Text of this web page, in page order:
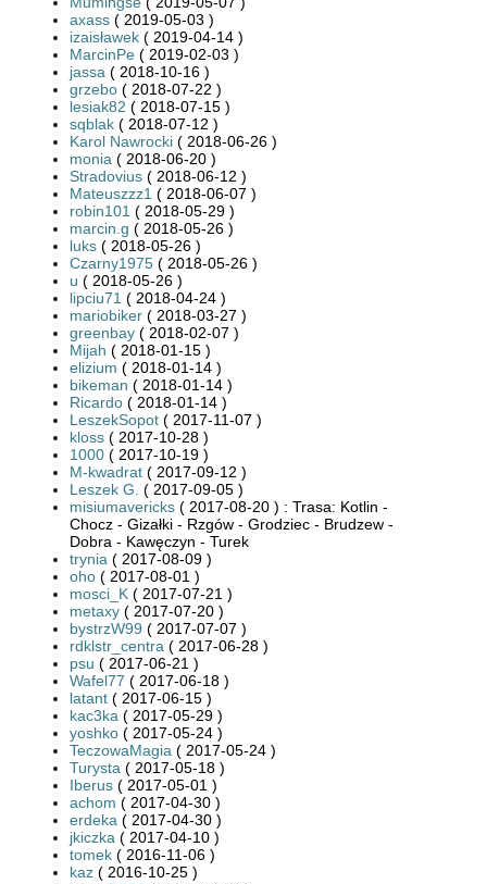
axass ( 2019-05-03 )
izaisławek ( 2019-04-14 )
MarcinPe ( 2019-02-03 )
jassa ( 2018-10-16 )
grzebo ( 2018-07-22 )
lesiak82 ( 2018-07-15 )
sqblak ( 2018-07-12 )
Karol Nawrocki ( 2018-06-26 )
monia ( 2018-06-20 )
Stradovius ( 2018-06-12 )
Mateuszzz1 ( 2018-06-07 )
robin101 ( 2018-05-29 )
marcin.g ( 2018-05-26 )
luks ( 2018-05-26 )
Czarny1975 ( 2018-05-26 )
u ( 2018-05-26 )
lipciu71 ( 2018-04-24 )
mariobiker ( 2018-03-27 )
greenbay ( 2018-02-07 )
Mijah ( 2018-01-15 )
elizium ( 2018-01-14 )
bikeman ( 2018-01-14 )
Ricardo ( 2018-01-14 )
LeszekSopot ( 2017-11-07 )
kloss ( 2017-10-28 )
1000 ( 2017-10-19 )
M-kwadrat ( 2017-09-12 )
Leszek G. ( 2017-09-05 )
misiumavericks ( 2017-08-20 ) : Trasa: Kotlin -
Chocz - Gizałki - Rzgów - Grodziec - Brudzew -
Dobra - Kawęczyn - Turek
trynia ( 2017-08-09 )
oho ( 2017-08-01 )
mosci_K ( 2017-07-21 )
metaxy ( 2017-07-20 )
bystrzW99 ( 2017-07-07 )
rdklstr_centra ( 2017-06-28 )
psu ( 2017-06-21 )
Wafel77 ( 2017-06-18 )
latant ( 2017-06-15 )
kac3ka ( 2017-05-29 )
yoshko ( 2017-05-24 )
TeczowaMagia ( 2017-05-24 )
Turysta ( 2017-05-18 )
Iberus ( 2017-05-01 )
achom ( 2017-04-30 )
erdeka ( 2017-04-30 )
jkiczka ( 2017-04-10 )
tomek ( 2016-11-06 )
kaz ( 2016-10-25 )